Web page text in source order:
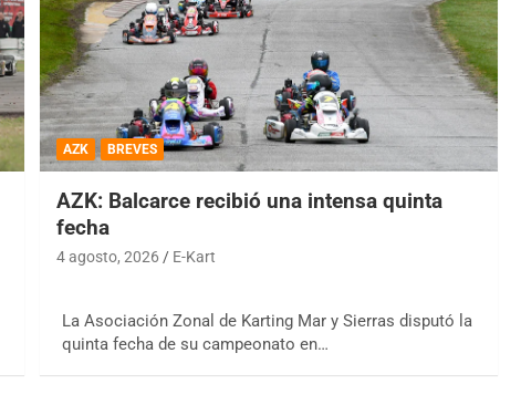
AZK BREVES
AZK: Balcarce recibió una intensa quinta
fecha
4 agosto, 2026 E-Kart
La Asociación Zonal de Karting Mar y Sierras disputó la
quinta fecha de su campeonato en…